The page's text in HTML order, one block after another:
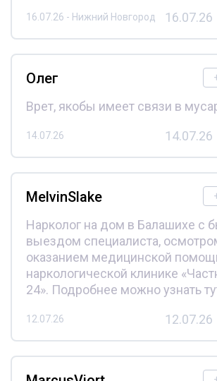
16.07.26 - Нижний Новгород 16.07.26
Олег
Врет, якобы имеет связи в
14.07.26 14.07.26
MelvinSlake
Нарколог на дом в Балашихе с
выездом специалиста,
оказанием медицинской
наркологической клинике
24». Подробнее можно узнать
12.07.26 12.07.26